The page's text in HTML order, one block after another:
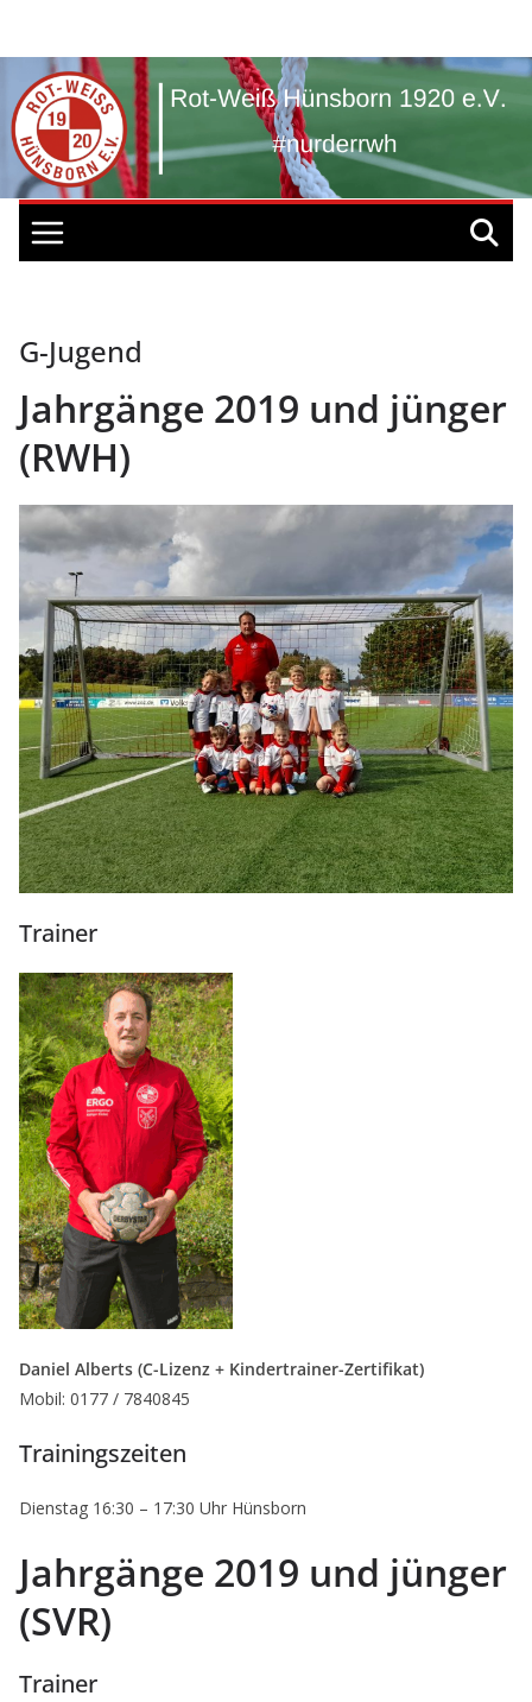
springen
G-Jugend
Jahrgänge 2019 und jünger
(RWH)
Trainer
Daniel Alberts (C-Lizenz + Kindertrainer-Zertifikat)
Mobil: 0177 / 7840845
Trainingszeiten
Dienstag 16:30 – 17:30 Uhr Hünsborn
Jahrgänge 2019 und jünger
(SVR)
Trainer